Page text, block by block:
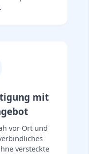
mit
vor Ort und
versteckte